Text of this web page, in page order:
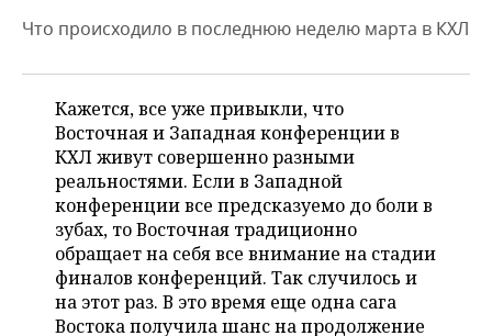
КОРОЛИ ГОСЗАКАЗА ПФО
КОМУ ПРИНАДЛЕЖАТ
ТОРГОВЫЕ ЦЕНТРЫ
ТАТАРСТАНА
ФИНАНСЫ
БЮДЖЕТ
ИНВЕСТИЦИИ
НОВОСТИ
АГРОПРОМ
МАШИНОСТРОЕНИЕ
НЕФТЕХИМИЯ
НЕФТЬ
ОПК
НЕДВИЖИМОСТЬ
НОВОСТИ АВТО
БИЗНЕС
НОВОСТИ БИЗНЕСА
РОЗНИЧНАЯ ТОРГОВЛЯ
ТРАНСПОРТ
ТЕХНОЛОГИИ
НОВОСТИ ТЕХНОЛОГИЙ
МЕРОПРИЯТИЯ
НОВОСТИ МЕРОПРИЯТИЙ
СПОРТ
Что происходило в последнюю неделю марта в КХЛ
Кажется, все уже привыкли, что
Восточная и Западная конференции в
КХЛ живут совершенно разными
реальностями. Если в Западной
конференции все предсказуемо до боли в
зубах, то Восточная традиционно
обращает на себя все внимание на стадии
финалов конференций. Так случилось и
на этот раз. В это время еще одна сага
Востока получила шанс на продолжение